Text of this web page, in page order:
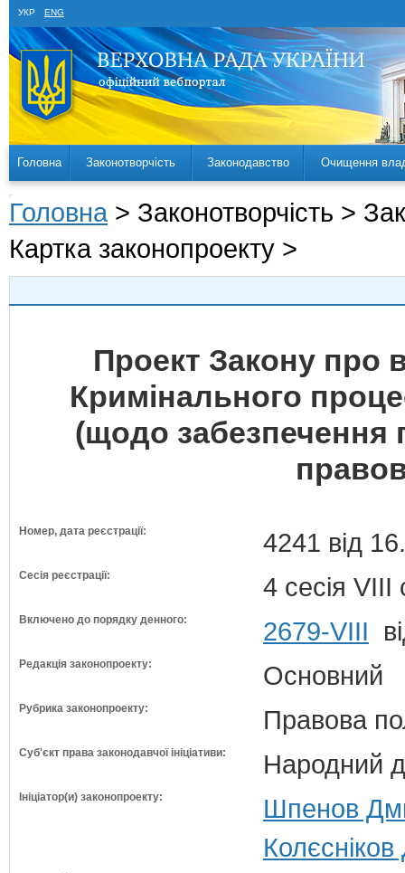
УКР ENG
Головна Законотворчість Законодавство Очищення
Головна > Законотворчість >
Картка законопроекту >
Проект Закону про
Кримінального
(щодо забезпечення
Номер, дата реєстрації: 4241 від
Сесія реєстрації: 4 сесія VIII
Включено до порядку денного: 2679-VIII
Редакція законопроекту: Основний
Рубрика законопроекту: Правова
Суб'єкт права законодавчої ініціативи: Народний
Ініціатор(и) законопроекту:
Шпенов